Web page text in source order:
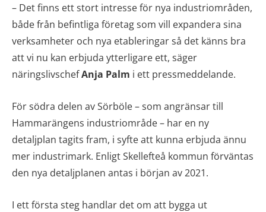
– Det finns ett stort intresse för nya industriområden,
både från befintliga företag som vill expandera sina
verksamheter och nya etableringar så det känns bra
att vi nu kan erbjuda ytterligare ett, säger
näringslivschefAnja Palm i ett pressmeddelande.
För södra delen av Sörböle – som angränsar till
Hammarängens industriområde – har en ny
detaljplan tagits fram, i syfte att kunna erbjuda ännu
mer industrimark. Enligt Skellefteå kommun förväntas
den nya detaljplanen antas i början av 2021.
I ett första steg handlar det om att bygga ut